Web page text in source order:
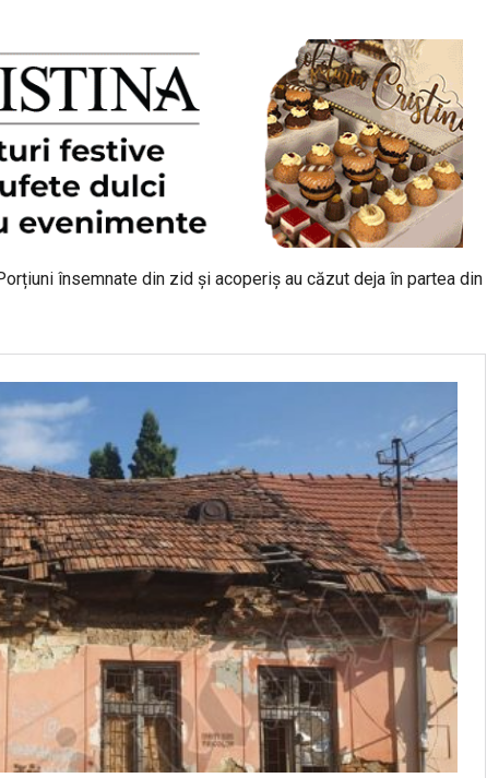
însemnate din zid și acoperiș au căzut deja în partea din